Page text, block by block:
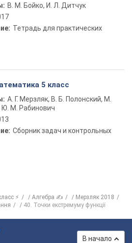
В. М. Бойко, И. Л. Дитчук
Тетрадь для практических
5 класс
А. Г. Мерзляк, В. Б. Полонский, М.
Ю. М. Рабинович
Сборник задач и контрольных
⚡ Алгебра ✍
Мерзляк 2018
40. Точки екстремуму функції
В начало